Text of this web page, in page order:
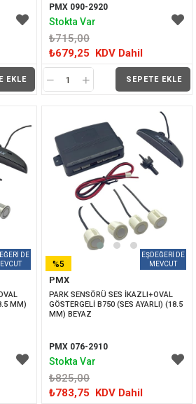
EKLE
PMX 090-2920
₺715,00
₺679,25 KDV Dahil
SEPETE EKLE
Stokta Var
MM)
PMX
PARK SENSÖRÜ SES İKAZLI+OVAL
GÖSTERGELİ B750 (SES AYARLI) (18.5
MM) BEYAZ
PMX 076-2910
₺825,00
₺783,75 KDV Dahil
%5
İNDIRIM
Stokta Var